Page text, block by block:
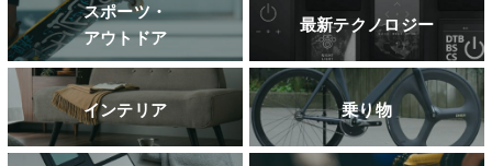
スポーツ・
アウトドア
最新テクノロジー
インテリア 乗り物